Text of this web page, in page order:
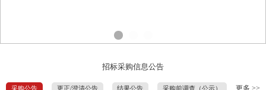
招标采购信息公告
采购公告 更正/澄清公告 结果公告 采购前调查（公示）